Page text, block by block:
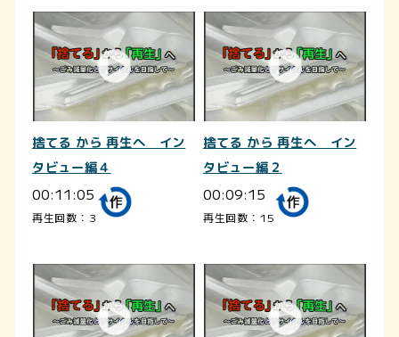
捨てる から 再生へ イン
タビュー編４
00:11:05
再生回数：3
捨てる から 再生へ イン
タビュー編２
00:09:15
再生回数：15